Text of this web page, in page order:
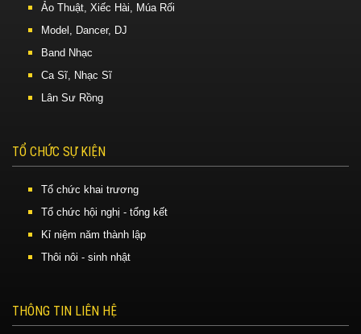
Ảo Thuật, Xiếc Hài, Múa Rối
Model, Dancer, DJ
Band Nhạc
Ca Sĩ, Nhạc Sĩ
Lân Sư Rồng
TỔ CHỨC SỰ KIỆN
Tổ chức khai trương
Tổ chức hội nghị - tổng kết
Kỉ niệm năm thành lập
Thôi nôi - sinh nhật
THÔNG TIN LIÊN HỆ